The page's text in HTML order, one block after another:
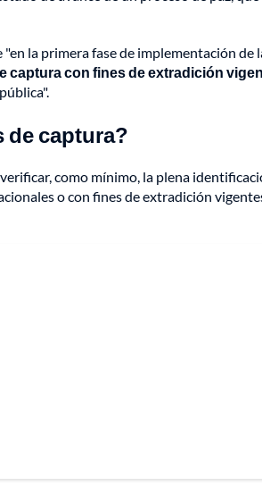
la primera fase de implementación de
captura con fines de extradición
de captura?
como mínimo, la plena
o con fines de extradición